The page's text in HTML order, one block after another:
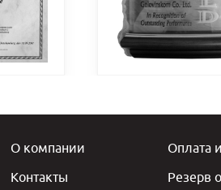
О компании
Контакты
Оплата
Резерв